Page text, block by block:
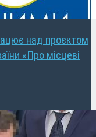
над проєктом
«Про місцеві